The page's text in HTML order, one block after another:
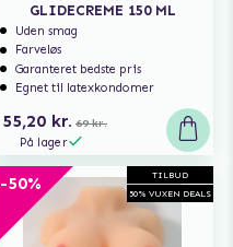
GLIDECREME 150 ML
Uden smag
Farveløs
Garanteret bedste pris
Egnet til latexkondomer
55,20 kr. 69 kr.
På lager
TILBUD
50% VUXEN DEALS
-50%